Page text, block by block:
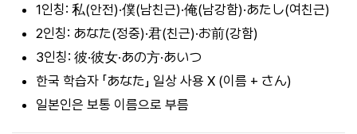
1인칭: 私(안전)·僕(남친근)·俺(남강함)·あたし(여친근)
2인칭: あなた(정중)·君(친근)·お前(강함)
3인칭: 彼·彼女·あの方·あいつ
한국 학습자 「あなた」 일상 사용 X (이름 + さん)
일본인은 보통 이름으로 부름